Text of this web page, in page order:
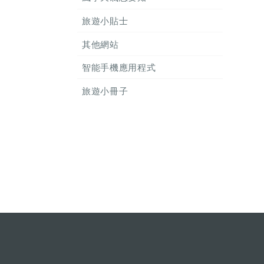
旅遊小貼士
其他網站
智能手機應用程式
旅遊小冊子